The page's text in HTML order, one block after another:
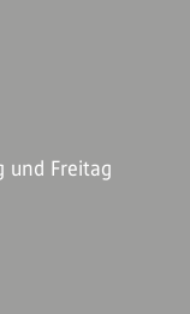
und Freitag